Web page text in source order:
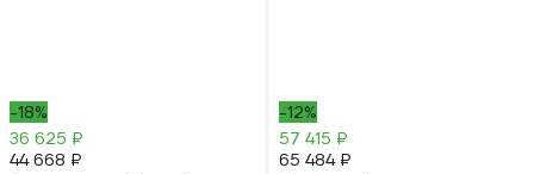
-18%
36 625 ₽
44 668 ₽
-12%
57 415 ₽
65 484 ₽